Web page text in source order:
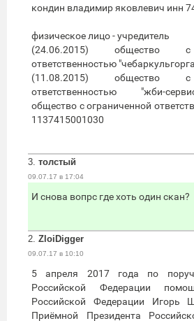
кондин владимир яковлевич инн
физическое лицо - учредитель
(24.06.2015) общество с
ответственностью
(11.08.2015) общество с
ответственностью "жби-
общество с ограниченной
1137415001030
3. толстый
09.07.17 в 17:04
И снова вопрс где хоть один скан?
2. ZloiDigger
09.07.17 в 10:10
5 апреля 2017 года по
Российской Федерации
Российской Федерации Игорь
Приёмной Президента